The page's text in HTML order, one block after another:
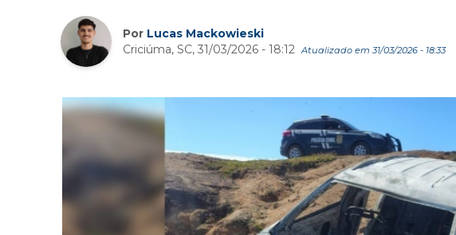
Por Lucas Mackowieski
Criciúma, SC, 31/03/2026 - 18:12 Atualizado em 31/03/2026 - 18:33